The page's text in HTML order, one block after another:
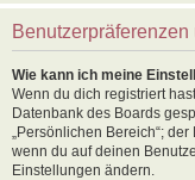
Wie kann ich meine
Wenn du dich registriert
Datenbank des Boards
„Persönlichen Bereich“;
wenn du auf deinen
Einstellungen ändern.